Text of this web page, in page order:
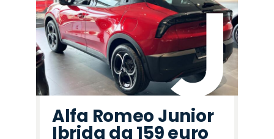
Alfa Romeo Junior
Ibrida da 159 euro